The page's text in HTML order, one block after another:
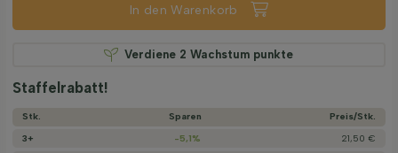
In den Warenkorb
Verdiene 2 Wachstum punkte
Staffelrabatt!
Stk. Sparen
Preis/­Stk.
3+
-5,1%
21,50 €